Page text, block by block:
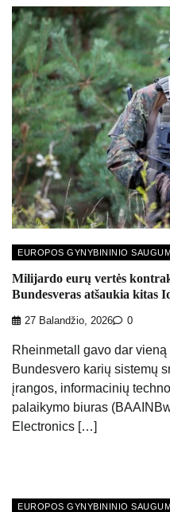
EUROPOS GYNYBININIO
Milijardo eurų vertės
Bundesveras atšaukia kitas
27 Balandžio, 2026 0
Rheinmetall gavo dar
Bundesvero karių sistemų
įrangos, informacinių
palaikymo biuras
Electronics […]
EUROPOS GYNYBININIO